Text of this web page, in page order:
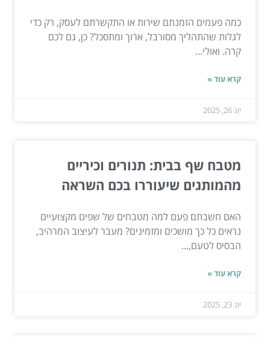
כמה פעמים הזמנתם שירות או התקשרתם לעסק, רק כדי
לגלות שהתהליך מסורבל, ארוך ומתסכל? כן, גם לכם
קרה. ואולי...
קרא עוד »
יונ 26, 2025
מטבח שף בבית: תנורים וכיריים
מהמותגים שיעוררו בכם השראה
האם חשבתם פעם למה מטבחים של שפים מקצועיים
נראים כל כך מושכים ומזמינים? מעבר לעיצוב המרהיב,
הבסיס לטעם,...
קרא עוד »
יונ 23, 2025